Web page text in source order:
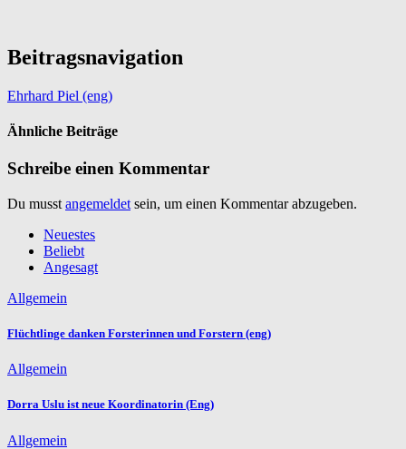
Beitragsnavigation
Ehrhard Piel (eng)
Ähnliche Beiträge
Schreibe einen Kommentar
Du musst angemeldet sein, um einen Kommentar abzugeben.
Neuestes
Beliebt
Angesagt
Allgemein
Flüchtlinge danken Forsterinnen und Forstern (eng)
Allgemein
Dorra Uslu ist neue Koordinatorin (Eng)
Allgemein